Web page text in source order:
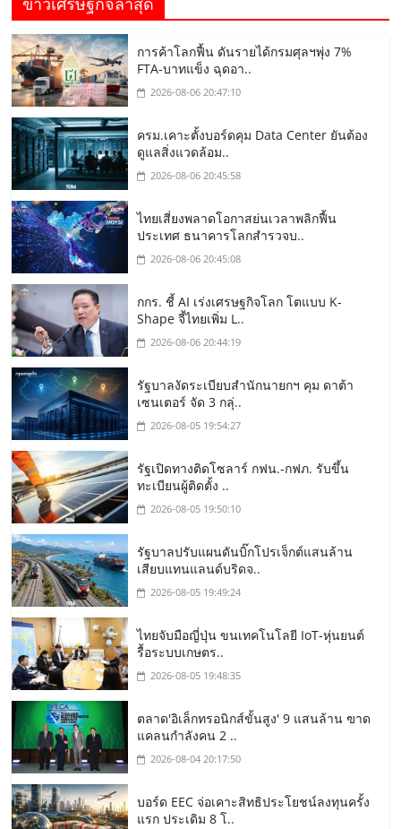
การค้าโลกฟื้น ดันรายได้กรมศุลฯพุ่ง 7%
FTA-บาทแข็ง ฉุดอา..
2026-08-06 20:47:10
ครม.เคาะตั้งบอร์ดคุม Data Center ยันต้อง
ดูแลสิ่งแวดล้อม..
2026-08-06 20:45:58
ไทยเสี่ยงพลาดโอกาสย่นเวลาพลิกฟื้น
ประเทศ ธนาคารโลกสำรวจบ..
2026-08-06 20:45:08
กกร. ชี้ AI เร่งเศรษฐกิจโลก โตแบบ K-
Shape จี้ไทยเพิ่ม L..
2026-08-06 20:44:19
รัฐบาลงัดระเบียบสำนักนายกฯ คุม ดาต้า
เซนเตอร์ จัด 3 กลุ่..
2026-08-05 19:54:27
รัฐเปิดทางติดโซลาร์ กฟน.-กฟภ. รับขึ้น
ทะเบียนผู้ติดตั้ง ..
2026-08-05 19:50:10
รัฐบาลปรับแผนดันบิ๊กโปรเจ็กต์แสนล้าน
เสียบแทนแลนด์บริดจ..
2026-08-05 19:49:24
ไทยจับมือญี่ปุ่น ขนเทคโนโลยี IoT-หุ่นยนต์
รื้อระบบเกษตร..
2026-08-05 19:48:35
ตลาด'อิเล็กทรอนิกส์ขั้นสูง' 9 แสนล้าน ฃาด
แคลนกำลังคน 2 ..
2026-08-04 20:17:50
บอร์ด EEC จ่อเคาะสิทธิประโยชน์ลงทุนครั้ง
แรก ประเดิม 8 โ..